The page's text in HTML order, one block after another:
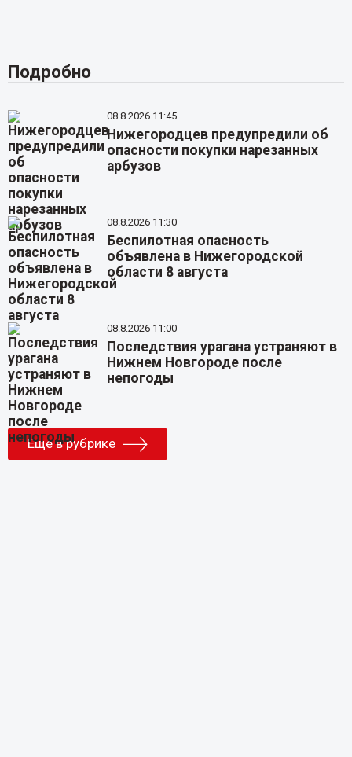
Подробно
08.8.2026 11:45
Нижегородцев предупредили об
опасности покупки нарезанных
арбузов
08.8.2026 11:30
Беспилотная опасность
объявлена в Нижегородской
области 8 августа
08.8.2026 11:00
Последствия урагана устраняют в
Нижнем Новгороде после
непогоды
Еще в рубрике